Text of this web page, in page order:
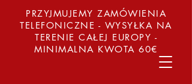
PRZYJMUJEMY ZAMÓWIENIA
TELEFONICZNE - WYSYŁKA NA
TERENIE CAŁEJ EUROPY -
MINIMALNA KWOTA 60€